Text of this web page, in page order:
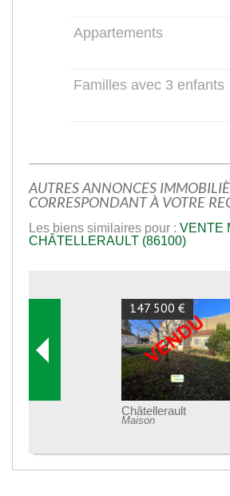
Appartements
Familles avec 3 enfants
AUTRES ANNONCES
CORRESPONDANT À VOTRE
Les biens similaires pour : VENTE
CHÂTELLERAULT (86100)
147 500 €
Châtellerault
Maison